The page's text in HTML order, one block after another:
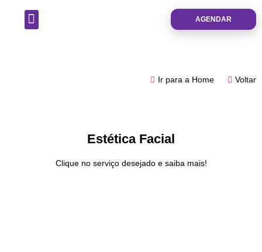
AGENDAR
Ir para a Home Voltar
Estética Facial
Clique no serviço desejado e saiba mais!